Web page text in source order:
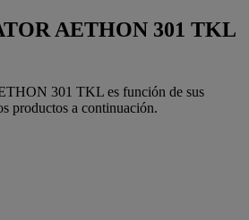
AETHON 301 TKL
301 TKL es función de sus
productos a continuación.